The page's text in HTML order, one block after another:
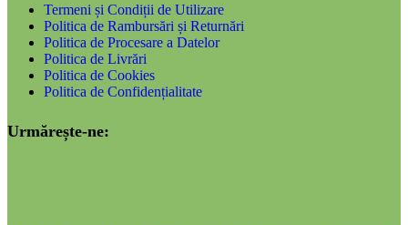
Termeni și Condiții de Utilizare
Politica de Rambursări și Returnări
Politica de Procesare a Datelor
Politica de Livrări
Politica de Cookies
Politica de Confidențialitate
Urmărește-ne: